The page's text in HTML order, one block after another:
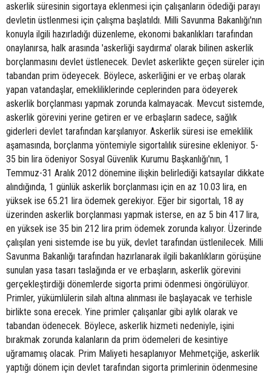
askerlik süresinin sigortaya eklenmesi için çalışanların ödediği parayı
devletin üstlenmesi için çalışma başlatıldı. Milli Savunma Bakanlığı'nın
konuyla ilgili hazırladığı düzenleme, ekonomi bakanlıkları tarafından
onaylanırsa, halk arasında 'askerliği saydırma' olarak bilinen askerlik
borçlanmasını devlet üstlenecek. Devlet askerlikte geçen süreler için
tabandan prim ödeyecek. Böylece, askerliğini er ve erbaş olarak
yapan vatandaşlar, emekliliklerinde ceplerinden para ödeyerek
askerlik borçlanması yapmak zorunda kalmayacak. Mevcut sistemde,
askerlik görevini yerine getiren er ve erbaşların sadece, sağlık
giderleri devlet tarafından karşılanıyor. Askerlik süresi ise emeklilik
aşamasında, borçlanma yöntemiyle sigortalılık süresine ekleniyor. 5-
35 bin lira ödeniyor Sosyal Güvenlik Kurumu Başkanlığı'nın, 1
Temmuz-31 Aralık 2012 dönemine ilişkin belirlediği katsayılar dikkate
alındığında, 1 günlük askerlik borçlanması için en az 10.03 lira, en
yüksek ise 65.21 lira ödemek gerekiyor. Eğer bir sigortalı, 18 ay
üzerinden askerlik borçlanması yapmak isterse, en az 5 bin 417 lira,
en yüksek ise 35 bin 212 lira prim ödemek zorunda kalıyor. Üzerinde
çalışılan yeni sistemde ise bu yük, devlet tarafından üstlenilecek. Milli
Savunma Bakanlığı tarafından hazırlanarak ilgili bakanlıkların görüşüne
sunulan yasa tasarı taslağında er ve erbaşların, askerlik görevini
gerçekleştirdiği dönemlerde sigorta primi ödenmesi öngörülüyor.
Primler, yükümlülerin silah altına alınması ile başlayacak ve terhisle
birlikte sona erecek. Yine primler çalışanlar gibi aylık olarak ve
tabandan ödenecek. Böylece, askerlik hizmeti nedeniyle, işini
bırakmak zorunda kalanların da prim ödemeleri de kesintiye
uğramamış olacak. Prim Maliyeti hesaplanıyor Mehmetçiğe, askerlik
yaptığı dönem için devlet tarafından sigorta primlerinin ödenmesine